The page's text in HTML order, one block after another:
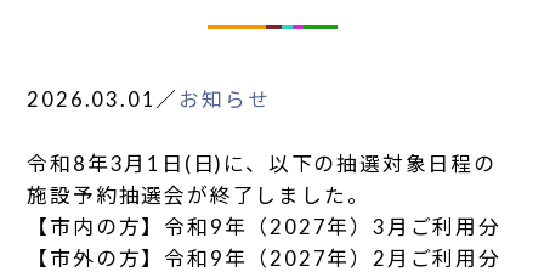
2026.03.01 ／ お知らせ
令和8年3月1日(日)に、以下の抽選対象日程の
施設予約抽選会が終了しました。
【市内の方】令和9年（2027年）3月ご利用分
【市外の方】令和9年（2027年）2月ご利用分